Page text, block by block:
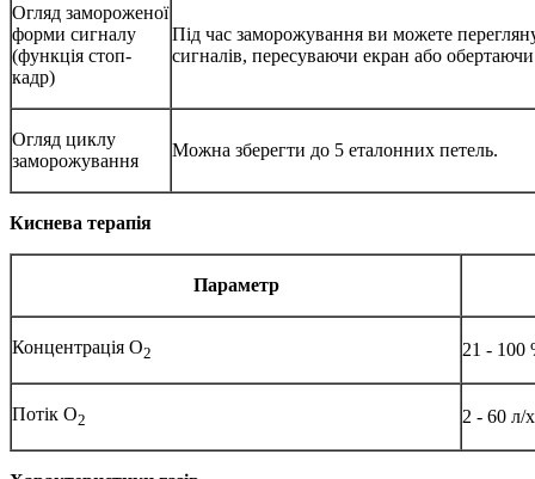
Огляд замороженої
форми сигналу
(функція стоп-
кадр)
Під час заморожування ви можете
сигналів, пересуваючи екран або
Огляд циклу
заморожування
Можна зберегти до 5 еталонних петель.
Киснева терапія
Параметр
Концентрація O2 21 -
Потік O2 2 - 60 л/